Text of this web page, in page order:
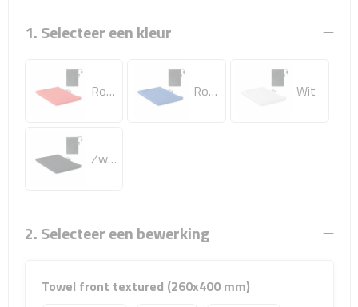
Toilettassen
Rugzakken
Rugzakken
Laptop rugzakken
Sport- & Recreatietassen
1. Selecteer een kleur
Rood Royal Blauw Wit
Zwart
2. Selecteer een bewerking
Towel front textured (260x400 mm)